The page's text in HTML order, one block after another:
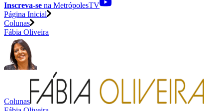
Inscreva-se na MetrópolesTV
Página Inicial
Colunas
Fábia Oliveira
Colunas